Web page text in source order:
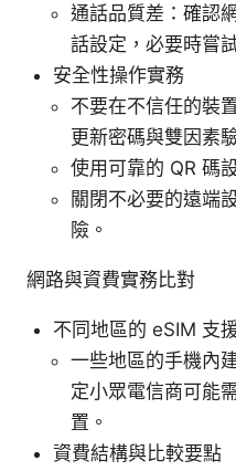
通話品質差：確認
話設定，必要時嘗
安全性操作實務
不要在不信任的裝
更新密碼與雙因素
使用可靠的 QR 碼
關閉不必要的遠端
險。
網路與資費實務比對
不同地區的 eSIM 支
一些地區的手機內
定小眾電信商可能
置。
資費結構與比較要點